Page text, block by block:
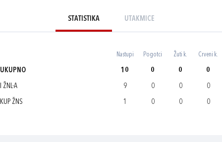
STATISTIKA UTAKMICE
Nastupi Pogotci Žuti k. Crveni k.
UKUPNO 10 0 0 0
I ŽNL-A 9 0 0 0
KUP ŽNS 1 0 0 0